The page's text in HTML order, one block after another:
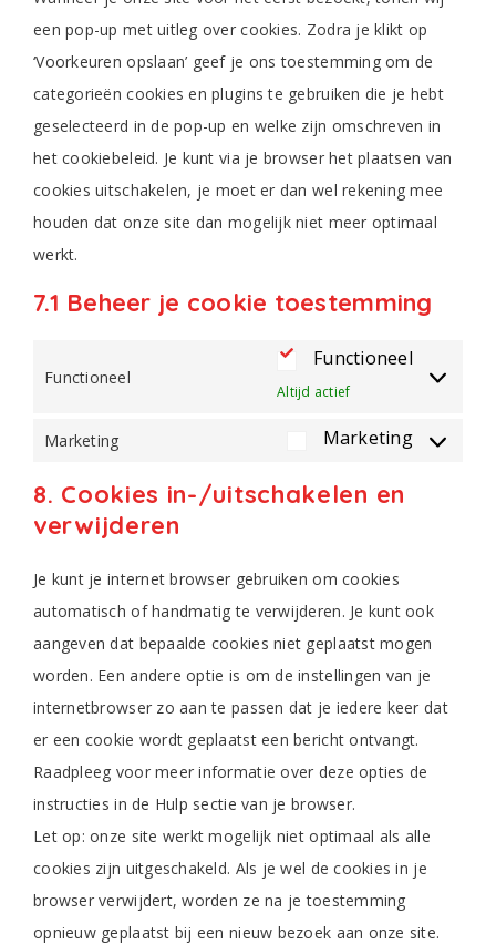
een pop-up met uitleg over cookies. Zodra je klikt op
‘Voorkeuren opslaan’ geef je ons toestemming om de
categorieën cookies en plugins te gebruiken die je hebt
geselecteerd in de pop-up en welke zijn omschreven in
het cookiebeleid. Je kunt via je browser het plaatsen van
cookies uitschakelen, je moet er dan wel rekening mee
houden dat onze site dan mogelijk niet meer optimaal
werkt.
7.1 Beheer je cookie toestemming
Functioneel
Functioneel
Altijd actief
Marketing Marketing
8. Cookies in-/uitschakelen en
verwijderen
Je kunt je internet browser gebruiken om cookies
automatisch of handmatig te verwijderen. Je kunt ook
aangeven dat bepaalde cookies niet geplaatst mogen
worden. Een andere optie is om de instellingen van je
internetbrowser zo aan te passen dat je iedere keer dat
er een cookie wordt geplaatst een bericht ontvangt.
Raadpleeg voor meer informatie over deze opties de
instructies in de Hulp sectie van je browser.
Let op: onze site werkt mogelijk niet optimaal als alle
cookies zijn uitgeschakeld. Als je wel de cookies in je
browser verwijdert, worden ze na je toestemming
opnieuw geplaatst bij een nieuw bezoek aan onze site.